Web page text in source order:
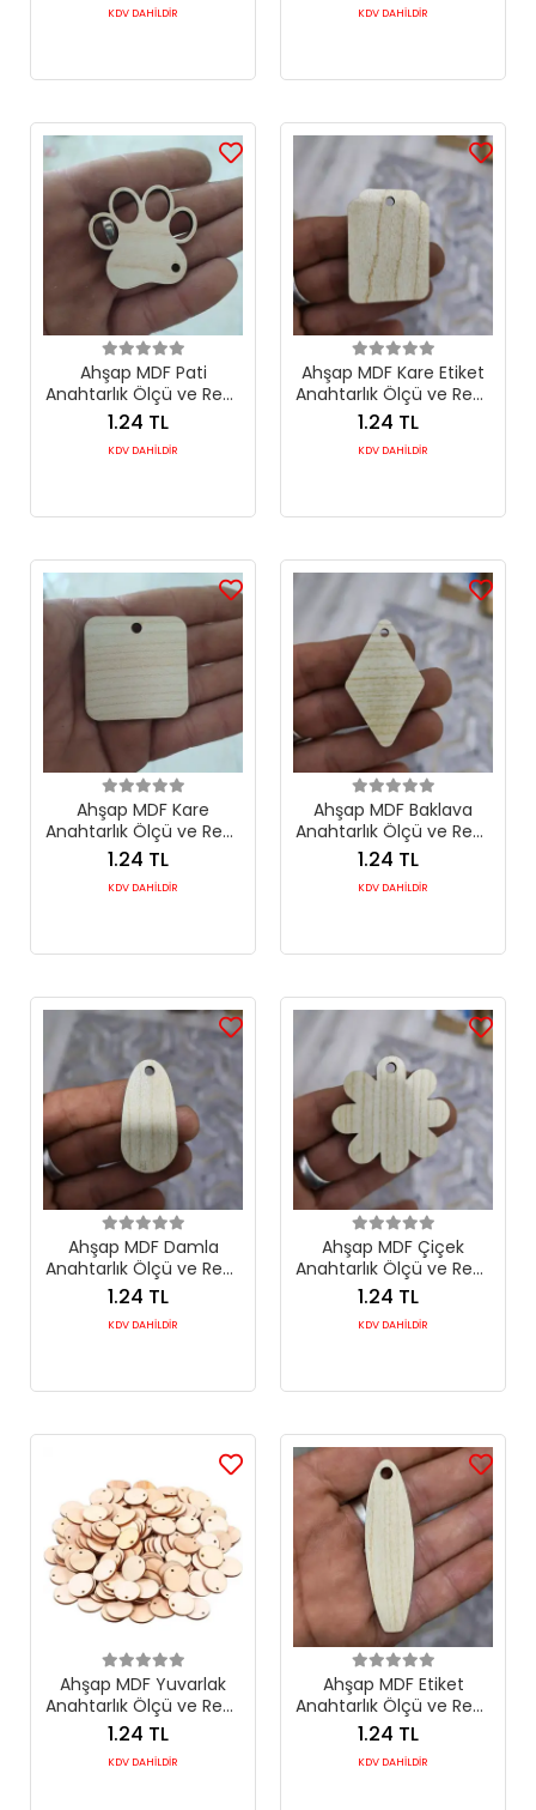
KDV DAHİLDİR KDV DAHİLDİR
Ahşap MDF Pati
Anahtarlık Ölçü ve Renk
Seçimli
1.24 TL
KDV DAHİLDİR
Ahşap MDF Kare Etiket
Anahtarlık Ölçü ve Renk
Seçimli
1.24 TL
KDV DAHİLDİR
Ahşap MDF Kare
Anahtarlık Ölçü ve Renk
Seçimli
1.24 TL
KDV DAHİLDİR
Ahşap MDF Baklava
Anahtarlık Ölçü ve Renk
Seçimli
1.24 TL
KDV DAHİLDİR
Ahşap MDF Damla
Anahtarlık Ölçü ve Renk
Seçimli
1.24 TL
KDV DAHİLDİR
Ahşap MDF Çiçek
Anahtarlık Ölçü ve Renk
Seçimli
1.24 TL
KDV DAHİLDİR
Ahşap MDF Yuvarlak
Anahtarlık Ölçü ve Renk
Seçimli
1.24 TL
KDV DAHİLDİR
Ahşap MDF Etiket
Anahtarlık Ölçü ve Renk
Seçimli
1.24 TL
KDV DAHİLDİR